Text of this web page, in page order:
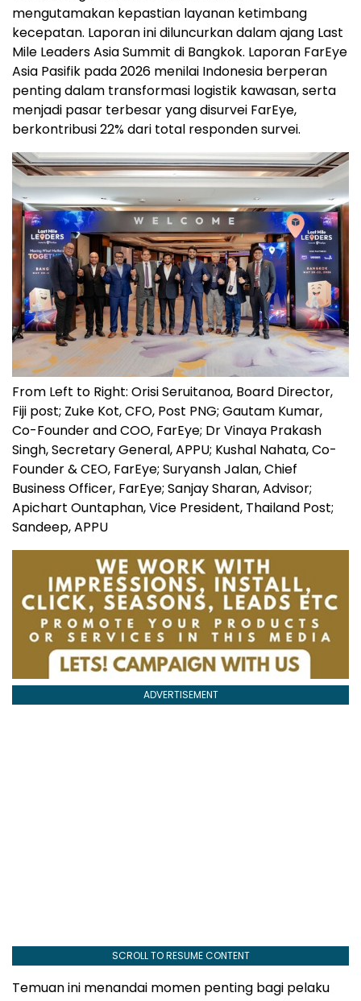
mengutamakan kepastian layanan ketimbang
kecepatan. Laporan ini diluncurkan dalam ajang Last
Mile Leaders Asia Summit di Bangkok. Laporan FarEye
Asia Pasifik pada 2026 menilai Indonesia berperan
penting dalam transformasi logistik kawasan, serta
menjadi pasar terbesar yang disurvei FarEye,
berkontribusi 22% dari total responden survei.
From Left to Right: Orisi Seruitanoa, Board Director,
Fiji post; Zuke Kot, CFO, Post PNG; Gautam Kumar,
Co-Founder and COO, FarEye; Dr Vinaya Prakash
Singh, Secretary General, APPU; Kushal Nahata, Co-
Founder & CEO, FarEye; Suryansh Jalan, Chief
Business Officer, FarEye; Sanjay Sharan, Advisor;
Apichart Ountaphan, Vice President, Thailand Post;
Sandeep, APPU
ADVERTISEMENT
SCROLL TO RESUME CONTENT
Temuan ini menandai momen penting bagi pelaku